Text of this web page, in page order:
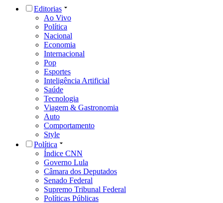
Editorias
Ao Vivo
Política
Nacional
Economia
Internacional
Pop
Esportes
Inteligência Artificial
Saúde
Tecnologia
Viagem & Gastronomia
Auto
Comportamento
Style
Política
Índice CNN
Governo Lula
Câmara dos Deputados
Senado Federal
Supremo Tribunal Federal
Políticas Públicas